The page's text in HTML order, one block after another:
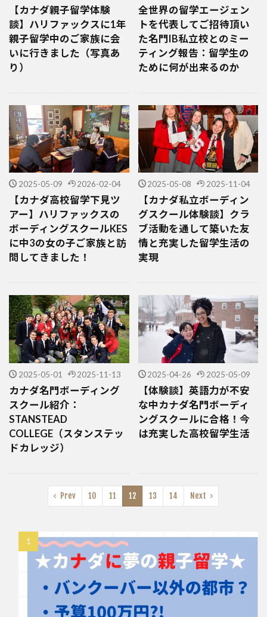
【カナダ親子留学体験
談】ハリファックスに1年
親子留学中のご家族に会
いに行きました（写真あ
り）
全世界の留学エージェン
トを代表してご招待頂い
た名門IB私立校とのミー
ティング報告：留学生の
ために何が出来るのか
2025-05-09 2026-02-04
【カナダ高校留学下見ツ
アー】ハリファックスの
ボーディングスクールKES
に中3の女の子ご家族と訪
問してきました！
2025-05-08 2025-11-04
【カナダ私立ボーディン
グスクール体験談】クラ
ブ活動を通して築いた友
情と充実した留学生活の
実現
2025-05-01 2025-11-13
カナダ名門ボーディング
スクール紹介：
STANSTEAD
COLLEGE（スタンステッ
ドカレッジ）
2025-04-26 2025-05-09
【体験談】英語力が不安
な中カナダ名門ボーディ
ングスクールに合格！今
は充実した高校留学生活
Prev 10 11 12 13 14 Next